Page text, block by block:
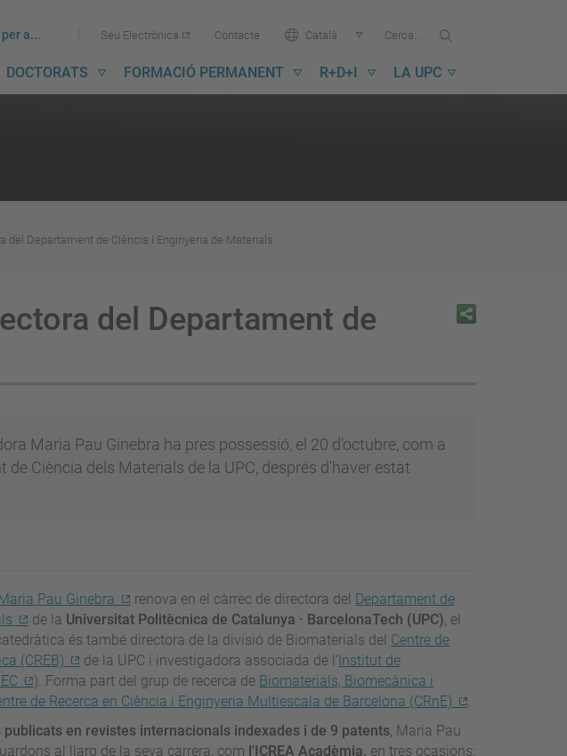
a... Seu Electrònica Contacte Idioma:Català Cercar...
UPC
DOCTORATS FORMACIÓ PERMANENT R+D+I LA UPC
del Departament de Ciència i Enginyeria de Materials
del Departament de
Maria Pau Ginebra ha pres possessió, el 20 d’octubre, com a
de Ciència dels Materials de la UPC, després d'haver estat
Maria Pau Ginebra renova en el càrrec de directora del Departament de
de la Universitat Politècnica de Catalunya · BarcelonaTech (UPC), el
és també directora de la divisió de Biomaterials del Centre de
(CREB)
de la UPC i investigadora associada de l’ Institut de
). Forma part del grup de recerca de Biomaterials, Biomecànica i
de Recerca en Ciència i Enginyeria Multiescala de Barcelona (CRnE)
.
en revistes internacionals indexades i de 9 patents, Maria Pau
al llarg de la seva carrera, com l'ICREA Acadèmia, en tres ocasions: